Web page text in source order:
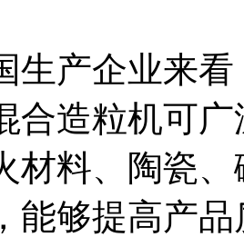
产企业来看
合造粒机可
材料、陶瓷
能够提高产